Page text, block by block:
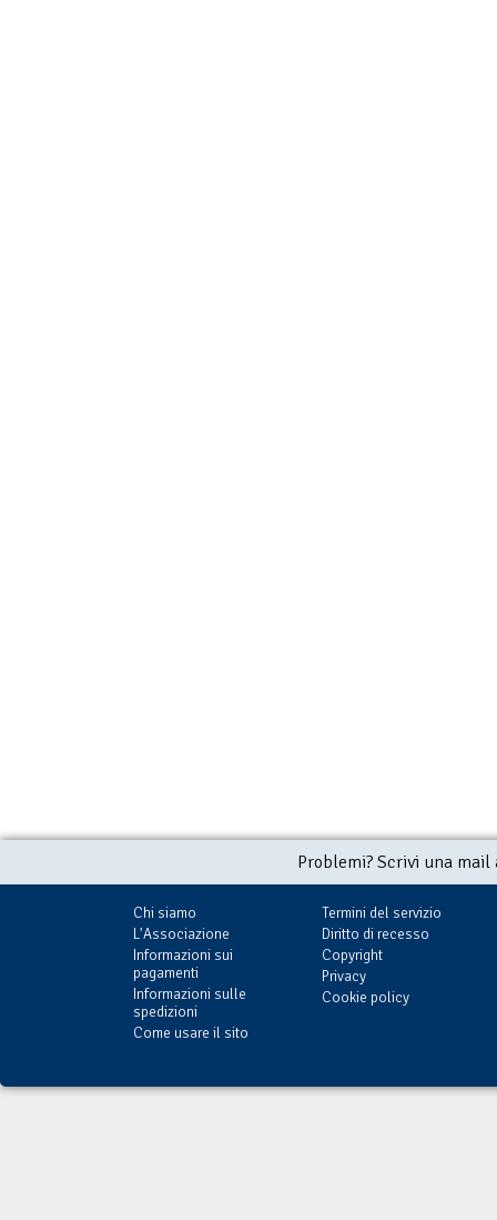
Problemi? Scrivi una
Chi siamo
L'Associazione
Informazioni sui
pagamenti
Informazioni sulle
spedizioni
Come usare il sito
Termini del servizio
Diritto di recesso
Copyright
Privacy
Cookie policy